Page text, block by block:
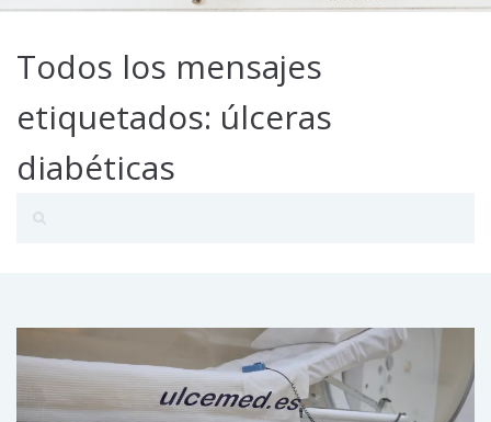
Todos los mensajes
etiquetados: úlceras
diabéticas